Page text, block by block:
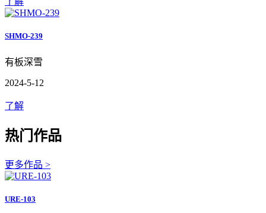
SHMO-239
有板深雪
2024-5-12
了解
热门作品
更多作品 >
URE-103